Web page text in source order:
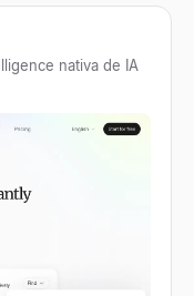
nativa de IA